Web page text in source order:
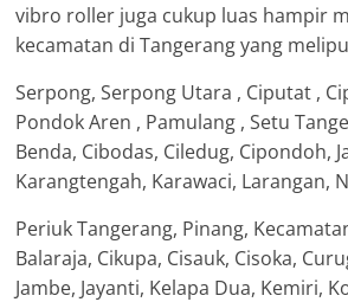
vibro roller juga cukup luas hampir
kecamatan di Tangerang yang
Serpong, Serpong Utara , Ciputat ,
Pondok Aren , Pamulang , Setu
Benda, Cibodas, Ciledug, Cipondoh,
Karangtengah, Karawaci, Larangan,
Periuk Tangerang, Pinang,
Balaraja, Cikupa, Cisauk, Cisoka,
Jambe, Jayanti, Kelapa Dua, Kemiri,